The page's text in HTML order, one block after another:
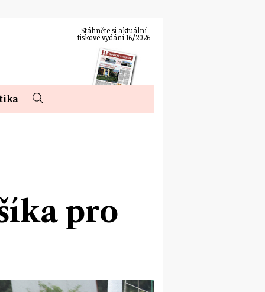
Stáhněte si aktuální
tiskové vydání 16/2026
pro